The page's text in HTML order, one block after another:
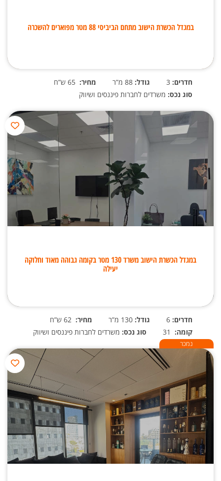
במגדל הכשרת הישוב מתחם הביביסי 88 מטר מפוארים להשכרה
חדרים: גודל: מחיר:
סוג נכס: משרדים לחברות פיננסים ושיווק
במגדל הכשרת הישוב משרד 130 מטר בקומה גבוהה מאוד וחלוקה
יעילה
חדרים: גודל: מחיר:
קומה:
סוג נכס: משרדים לחברות פיננסים ושיווק
נמכר